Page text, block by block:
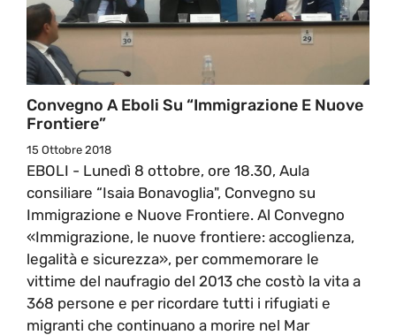
Convegno A Eboli Su “Immigrazione E Nuove
Frontiere”
15 Ottobre 2018
EBOLI - Lunedì 8 ottobre, ore 18.30, Aula
consiliare “Isaia Bonavoglia", Convegno su
Immigrazione e Nuove Frontiere. Al Convegno
«Immigrazione, le nuove frontiere: accoglienza,
legalità e sicurezza», per commemorare le
vittime del naufragio del 2013 che costò la vita a
368 persone e per ricordare tutti i rifugiati e
migranti che continuano a morire nel Mar